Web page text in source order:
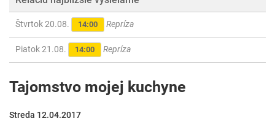
Štvrtok 20.08. 14:00 Repríza
Piatok 21.08. 14:00 Repríza
Tajomstvo mojej kuchyne
Streda 12.04.2017